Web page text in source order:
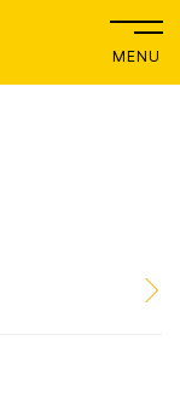
MENU